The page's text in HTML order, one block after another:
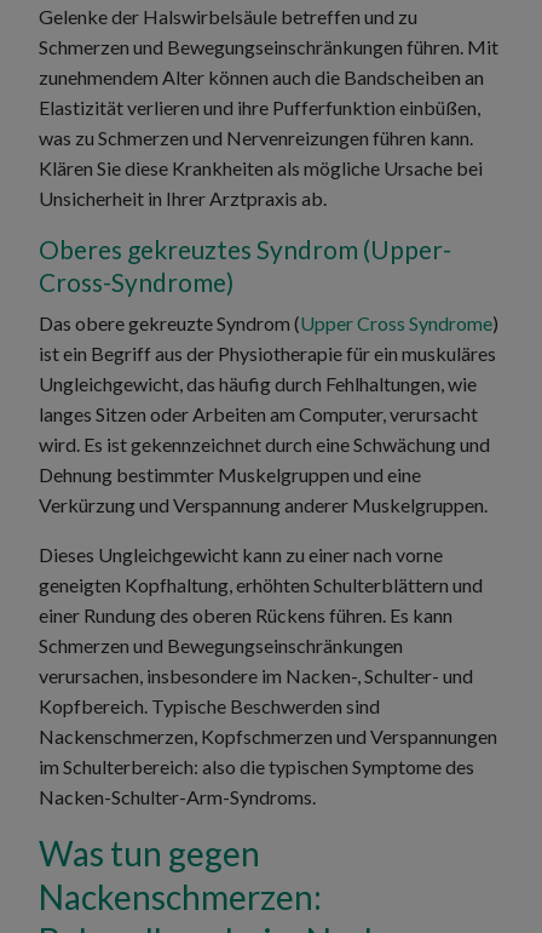
Gelenke der Halswirbelsäule betreffen und zu
Schmerzen und Bewegungseinschränkungen führen. Mit
zunehmendem Alter können auch die Bandscheiben an
Elastizität verlieren und ihre Pufferfunktion einbüßen,
was zu Schmerzen und Nervenreizungen führen kann.
Klären Sie diese Krankheiten als mögliche Ursache bei
Unsicherheit in Ihrer Arztpraxis ab.
Oberes gekreuztes Syndrom (Upper-
Cross-Syndrome)
Das obere gekreuzte Syndrom (Upper Cross Syndrome)
ist ein Begriff aus der Physiotherapie für ein muskuläres
Ungleichgewicht, das häufig durch Fehlhaltungen, wie
langes Sitzen oder Arbeiten am Computer, verursacht
wird. Es ist gekennzeichnet durch eine Schwächung und
Dehnung bestimmter Muskelgruppen und eine
Verkürzung und Verspannung anderer Muskelgruppen.
Dieses Ungleichgewicht kann zu einer nach vorne
geneigten Kopfhaltung, erhöhten Schulterblättern und
einer Rundung des oberen Rückens führen. Es kann
Schmerzen und Bewegungseinschränkungen
verursachen, insbesondere im Nacken-, Schulter- und
Kopfbereich. Typische Beschwerden sind
Nackenschmerzen, Kopfschmerzen und Verspannungen
im Schulterbereich: also die typischen Symptome des
Nacken-Schulter-Arm-Syndroms.
Was tun gegen
Nackenschmerzen: